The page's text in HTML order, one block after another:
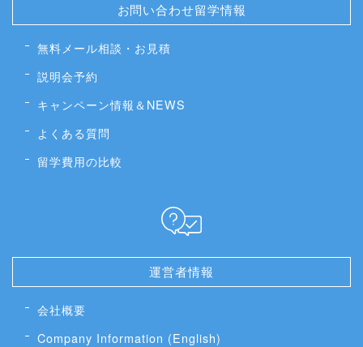
お問い合わせ留学情報
無料メール相談・お見積
説明会予約
キャンペーン情報＆NEWS
よくある質問
留学費用の比較
運営者情報
会社概要
Company Information (English)